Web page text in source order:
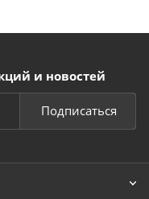
и новостей
Подписаться